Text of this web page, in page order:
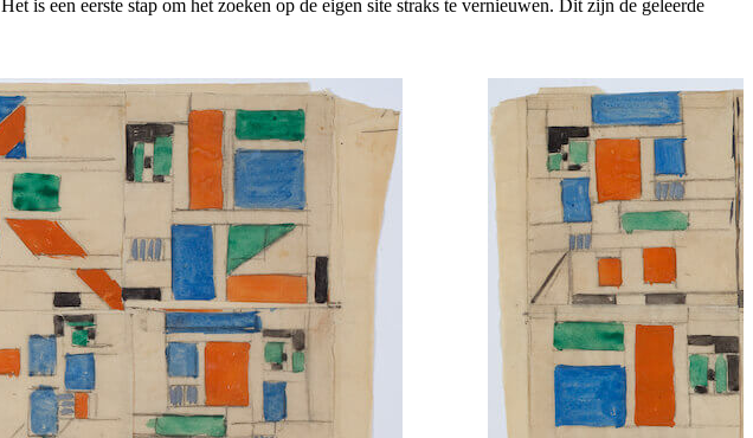
is een eerste stap om het zoeken op de eigen site straks te vernieuwen. Dit zijn de geleerde